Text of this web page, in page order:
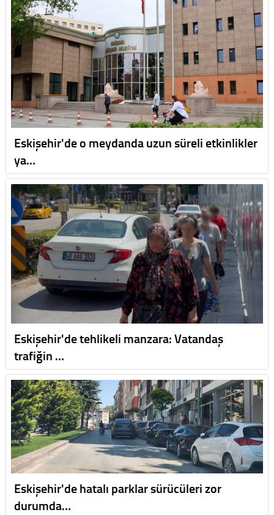
Eskişehir'de o meydanda uzun süreli etkinlikler
ya…
Eskişehir'de tehlikeli manzara: Vatandaş
trafiğin …
Eskişehir'de hatalı parklar sürücüleri zor
durumda…